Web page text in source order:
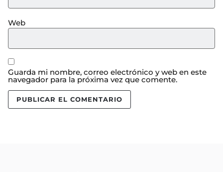
Web
Guarda mi nombre, correo electrónico y web en este
navegador para la próxima vez que comente.